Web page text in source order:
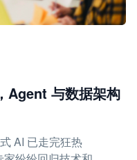
Agent 与数据架构
AI 已走完狂热